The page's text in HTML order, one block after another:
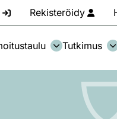
Rekisteröidy
Tutkimus